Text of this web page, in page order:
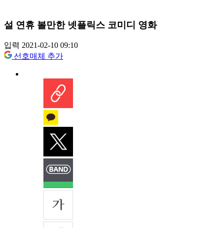
설 연휴 볼만한 넷플릭스 코미디 영화
입력 2021-02-10 09:10
선호매체 추가